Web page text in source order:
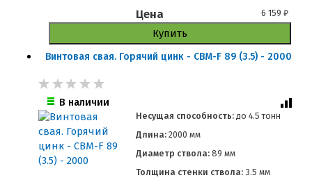
Цена 6 159₽
Купить
Винтовая свая. Горячий цинк - СВМ-F 89 (3.5) - 2000
В наличии
Несущая способность: до 4.5 тонн
Длина:2000 мм
Диаметр ствола:89 мм
Толщина стенки ствола:3.5 мм